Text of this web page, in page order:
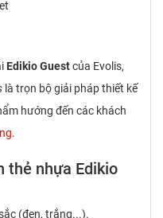
Edikio Guestcủa Evolis,
là trọn bộ giải pháp thiết kế
hướng đến các khách
.
thẻ nhựa Edikio
(đen, trắng...).